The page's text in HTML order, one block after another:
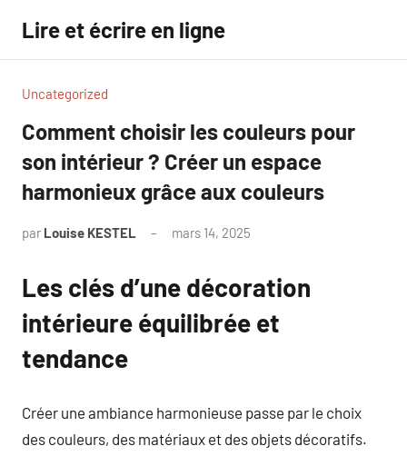
contenu
Lire et écrire en ligne
Uncategorized
Comment choisir les couleurs pour
son intérieur ? Créer un espace
harmonieux grâce aux couleurs
par Louise KESTEL mars 14, 2025
Les clés d’une décoration
intérieure équilibrée et
tendance
Créer une ambiance harmonieuse passe par le choix
des couleurs, des matériaux et des objets décoratifs.